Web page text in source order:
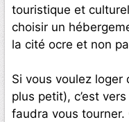
touristique et
choisir un
la cité ocre et non
Si vous voulez
plus petit), c’est
faudra vous tourner.